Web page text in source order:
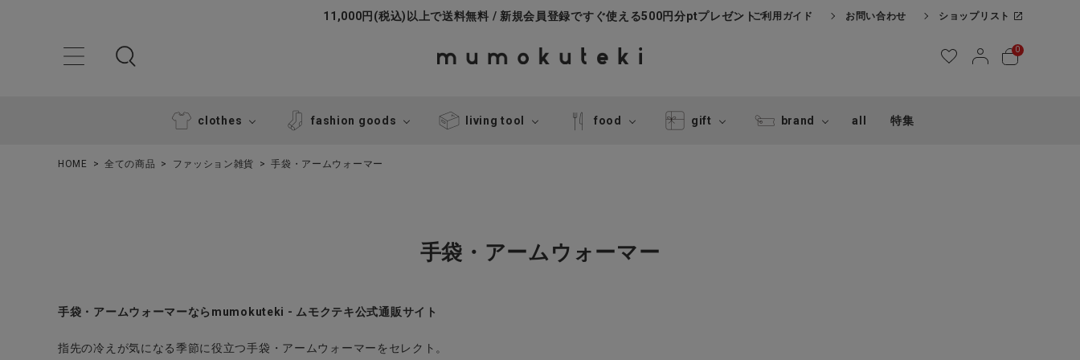
11,000円(税込)以上で送料無料 / 新規会員登録ですぐ使える500円分ptプレゼントご利用ガイド お問い合わせ ショップリスト
0
clothes fashion goods living tool food gift brand all 特集
ようこそ ゲスト 様
HOME 全ての商品 ファッション雑貨 手袋・アームウォーマー
手袋・アームウォーマー
手袋・アームウォーマーならmumokuteki - ムモクテキ公式通販サイト
指先の冷えが気になる季節に役立つ手袋・アームウォーマーをセレクト。